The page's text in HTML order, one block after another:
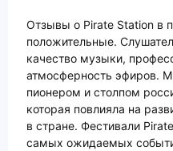
Отзывы о Pirate Station в
положительные.
качество музыки,
атмосферность эфиров.
пионером и столпом
которая повлияла на
в стране. Фестивали
самых ожидаемых